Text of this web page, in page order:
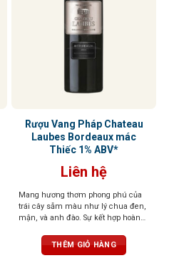
Rượu Vang Pháp Chateau
Laubes Bordeaux mác
Thiếc 1% ABV*
Liên hệ
Mang hương thơm phong phú của
trái cây sẫm màu như lý chua đen,
mận, và anh đào. Sự kết hợp hoàn
cay nồng tạo nên một tầng hương
phức hợp. Những nốt hương đất
THÊM GIỎ HÀNG